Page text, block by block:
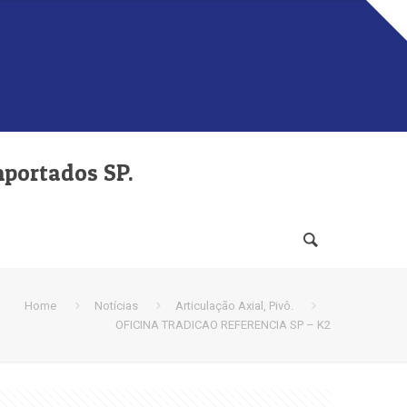
SP.
Home Notícias
Articulação Axial, Pivô.
OFICINA TRADICAO REFERENCIA SP – K2